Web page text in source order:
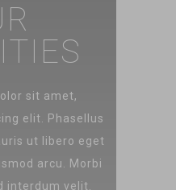
sit amet,
elit. Phasellus
ut libero eget
arcu. Morbi
interdum velit.